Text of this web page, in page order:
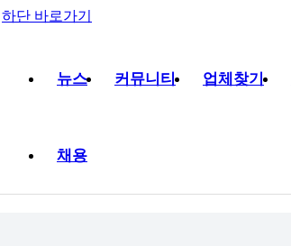
하단 바로가기
뉴스 커뮤니티 업체찾기
채용